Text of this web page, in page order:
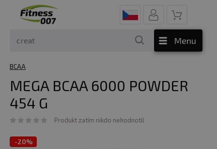
Menu
BCAA
MEGA BCAA 6000 POWDER
454 G
Produkt zatím nikdo nehodnotil
-20%